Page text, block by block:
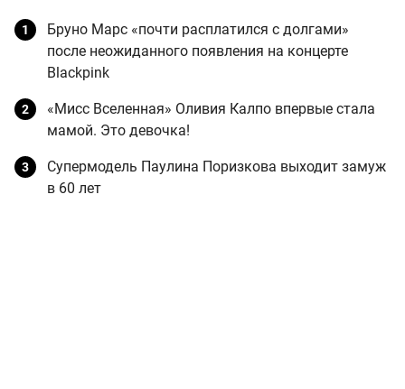
Бруно Марс «почти расплатился с долгами»
после неожиданного появления на концерте
Blackpink
«Мисс Вселенная» Оливия Калпо впервые стала
мамой. Это девочка!
Супермодель Паулина Поризкова выходит замуж
в 60 лет